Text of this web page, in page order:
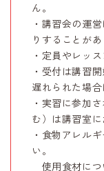
ん。
・講習会の運
りすることがあ
・定員やレッ
・受付は講習
遅れられた場
・実習に参加
む）は講習室に
・食物アレル
い。
使用食材につ